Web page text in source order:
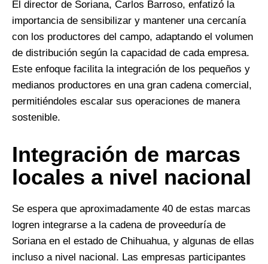
El director de Soriana, Carlos Barroso, enfatizó la
importancia de sensibilizar y mantener una cercanía
con los productores del campo, adaptando el volumen
de distribución según la capacidad de cada empresa.
Este enfoque facilita la integración de los pequeños y
medianos productores en una gran cadena comercial,
permitiéndoles escalar sus operaciones de manera
sostenible.
Integración de marcas
locales a nivel nacional
Se espera que aproximadamente 40 de estas marcas
logren integrarse a la cadena de proveeduría de
Soriana en el estado de Chihuahua, y algunas de ellas
incluso a nivel nacional. Las empresas participantes